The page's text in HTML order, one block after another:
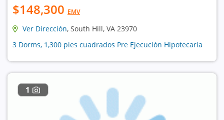
$148,300 EMV
Ver Dirección, South Hill, VA 23970
3 Dorms, 1,300 pies cuadrados Pre Ejecución Hipotecaria
1